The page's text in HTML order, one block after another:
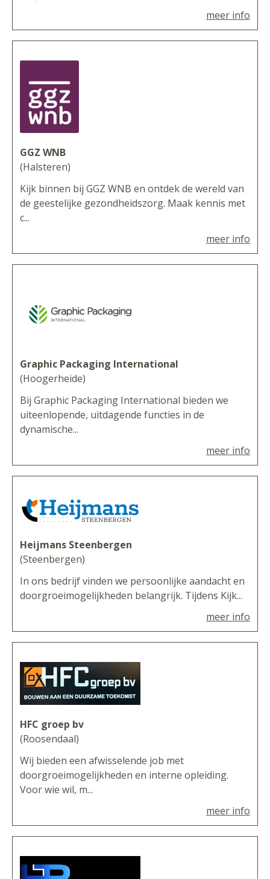
meer info
GGZ WNB
(Halsteren)
Kijk binnen bij GGZ WNB en ontdek de wereld van
de geestelijke gezondheidszorg. Maak kennis met
c...
meer info
Graphic Packaging International
(Hoogerheide)
Bij Graphic Packaging International bieden we
uiteenlopende, uitdagende functies in de
dynamische...
meer info
Heijmans Steenbergen
(Steenbergen)
In ons bedrijf vinden we persoonlijke aandacht en
doorgroeimogelijkheden belangrijk. Tijdens Kijk...
meer info
HFC groep bv
(Roosendaal)
Wij bieden een afwisselende job met
doorgroeimogelijkheden en interne opleiding.
Voor wie wil, m...
meer info